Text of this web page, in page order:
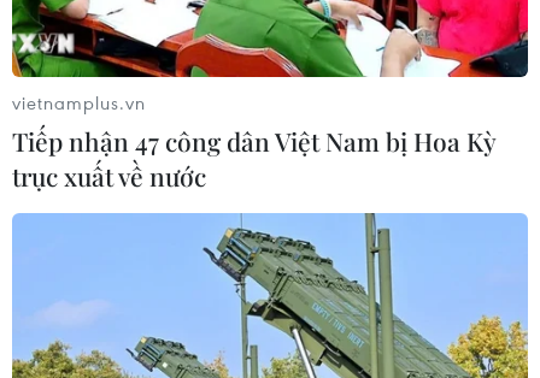
CƠ QUAN CHỦ QUẢN: THÔNG TẤN XÃ VIỆT NAM
Tổng Biên tập: TRẦN TIẾN DUẨN
Phó Tổng Biên tập: NGUYỄN THỊ TÁM, KHÚC THANH
Sở hữu trí tuệ
Quy định sử dụng
vietnamplus.vn
Tiếp nhận 47 công dân Việt Nam bị Hoa Kỳ
trục xuất về nước